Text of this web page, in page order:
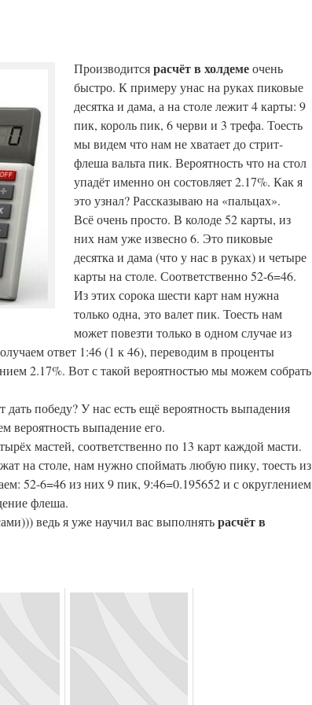
Производитсярасчёт в холдемеочень
быстро. К примеру унас на руках пиковые
десятка и дама, а на столе лежит 4 карты: 9
пик, король пик, 6 черви и 3 трефа. Тоесть
мы видем что нам не хватает до стрит-
флеша вальта пик. Вероятность что на стол
упадёт именно он состовляет 2.17%. Как я
это узнал? Рассказываю на «пальцах».
Всё очень просто. В колоде 52 карты, из
них нам уже извесно 6. Это пиковые
десятка и дама (что у нас в руках) и четыре
карты на столе. Соответственно 52-6=46.
Из этих сорока шести карт нам нужна
только одна, это валет пик. Тоесть нам
может повезти только в одном случае из
ответ 1:46 (1 к 46), переводим в проценты
2.17%. Вот с такой вероятностью мы можем собрать
победу? У нас есть ещё вероятность выпадения
вероятность выпадение его.
мастей, соответственно по 13 карт каждой масти.
на столе, нам нужно споймать любую пику, тоесть из
52-6=46 из них 9 пик, 9:46=0.195652 и с округлением
флеша.
ведь я уже научил вас выполнятьрасчёт в